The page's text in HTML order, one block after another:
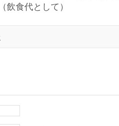
食代として）